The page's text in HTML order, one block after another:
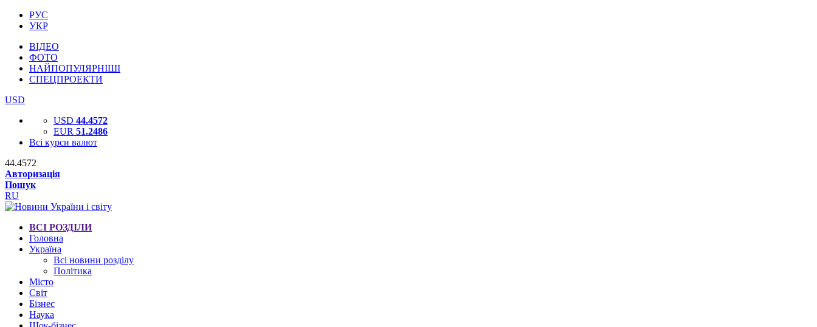
РУС
УКР
ВІДЕО
ФОТО
НАЙПОПУЛЯРНІШІ
СПЕЦПРОЕКТИ
USD
USD 44.4572
EUR 51.2486
Всі курси валют
44.4572
Авторизація
Пошук
RU
ВСІ РОЗДІЛИ
Головна
Україна
Всі новини розділу
Політика
Місто
Світ
Бізнес
Наука